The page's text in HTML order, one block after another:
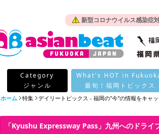
新型コロナウイルス感染症
Category
ジャンル
What's HOT in
最旬！福岡トピックス
ホーム 特集 デイリートピックス - 福岡の"今"の情報をキャッ
「Kyushu Expressway Pass」九州へのドライ